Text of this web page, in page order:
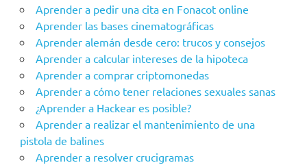
Aprender a pedir una cita en Fonacot online
Aprender las bases cinematográficas
Aprender alemán desde cero: trucos y consejos
Aprender a calcular intereses de la hipoteca
Aprender a comprar criptomonedas
Aprender a cómo tener relaciones sexuales sanas
¿Aprender a Hackear es posible?
Aprender a realizar el mantenimiento de una
pistola de balines
Aprender a resolver crucigramas